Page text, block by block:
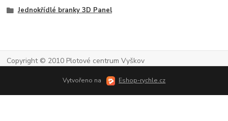
Jednokřídlé branky 3D Panel
Copyright © 2010 Plotové centrum Vyškov
Vytvořeno na Eshop-rychle.cz